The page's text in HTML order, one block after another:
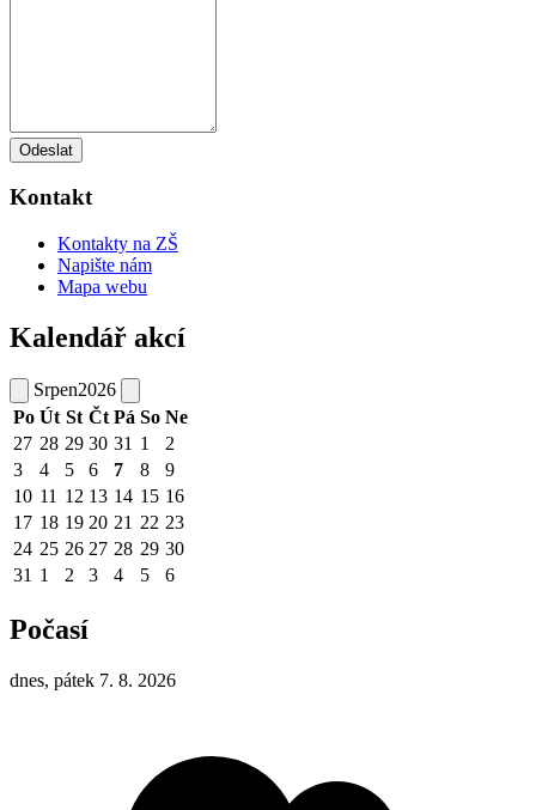
Odeslat
Kontakt
Kontakty na ZŠ
Napište nám
Mapa webu
Kalendář akcí
Srpen2026
Po Út St Čt Pá So Ne
27 28 29 30 31 1
2
3
4 5 6 7 8
9
10 11 12 13 14 15 16
17 18 19 20 21 22 23
24 25 26 27 28 29 30
31 1 2 3 4 5 6
Počasí
dnes, pátek 7. 8. 2026